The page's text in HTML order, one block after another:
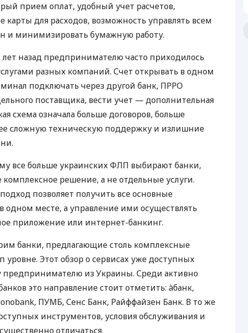
прием оплат, удобный учет расчетов,
карты для расходов, возможность управлять всем
и минимизировать бумажную работу.
лет назад предпринимателю часто приходилось
разных компаний. Счет открывать в одном
подключать через другой банк, ПРРО
поставщика, вести учет — дополнительная
схема означала больше договоров, больше
сложную техническую поддержку и излишние
все больше украинских ФЛП выбирают банки,
решение, а не отдельные услуги.
позволяет получить все основные
одном месте, а управление ими осуществлять
приложение или интернет-банкинг.
банки, предлагающие столь комплексные
уровне. Этот обзор о сервисах уже доступных
из Украины. Среди активно
это направление стоит отметить: àбанк,
ПУМБ, Сенс Банк, Райффайзен Банк. В то же
инструментов, условия обслуживания и
отличаться.